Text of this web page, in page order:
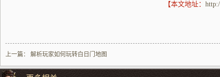
【本文地址：
上一篇： 解析玩家如何玩转白日门地图